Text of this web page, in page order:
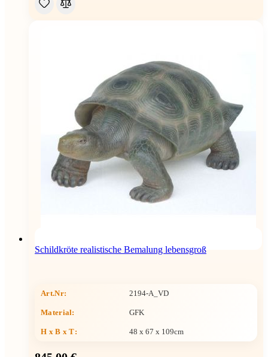
Schildkröte realistische Bemalung lebensgroß
Art.Nr: 2194-A_VD
Material: GFK
H x B x T: 48 x 67 x 109cm